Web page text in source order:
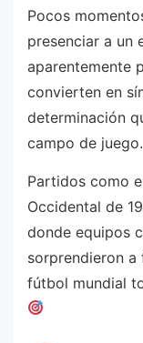
Pocos
presenciar a un
aparentemente
convierten en
determinación
campo de juego.
Partidos como
Occidental de
donde equipos
sorprendieron a
fútbol mundial